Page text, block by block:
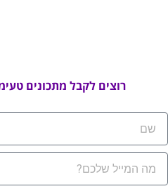
רוצים לקבל מתכונים